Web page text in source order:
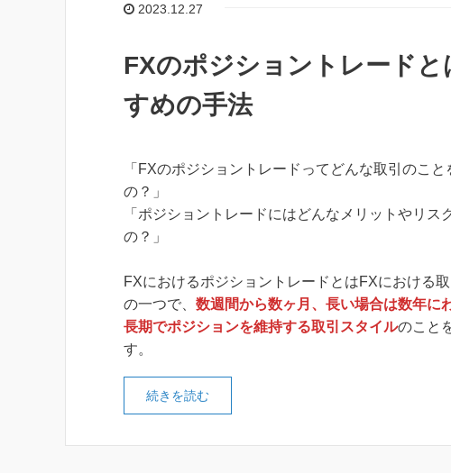
2023.12.27
FXのポジショントレード
すめの手法
「FXのポジショントレードってどんな取引のこと
の？」
「ポジショントレードにはどんなメリットやリス
の？」
FXにおけるポジショントレードとはFXにおける
の一つで、 数週間から数ヶ月、長い場合は数年に
長期でポジションを維持する取引スタイルのこと
す。
続きを読む